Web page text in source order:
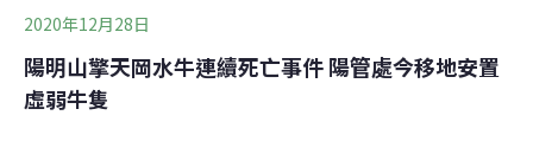
2020年12月28日
陽明山擎天岡水牛連續死亡事件 陽管處今移地安置
虛弱牛隻